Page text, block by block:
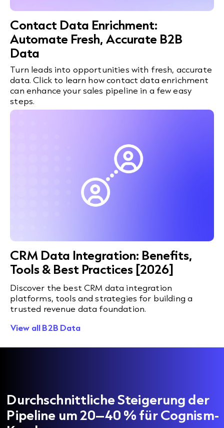
Contact Data Enrichment:
Automate Fresh, Accurate B2B
Data
Turn leads into opportunities with fresh, accurate
data. Click to learn how contact data enrichment
can enhance your sales pipeline in a few easy
steps.
CRM Data Integration: Benefits,
Tools & Best Practices [2026]
Discover the best CRM data integration
platforms, tools and strategies for building a
trusted revenue data foundation.
View all B2B Data
Durchschnittliche Steigerung der
Pipeline um 20–40 % für Cognism-